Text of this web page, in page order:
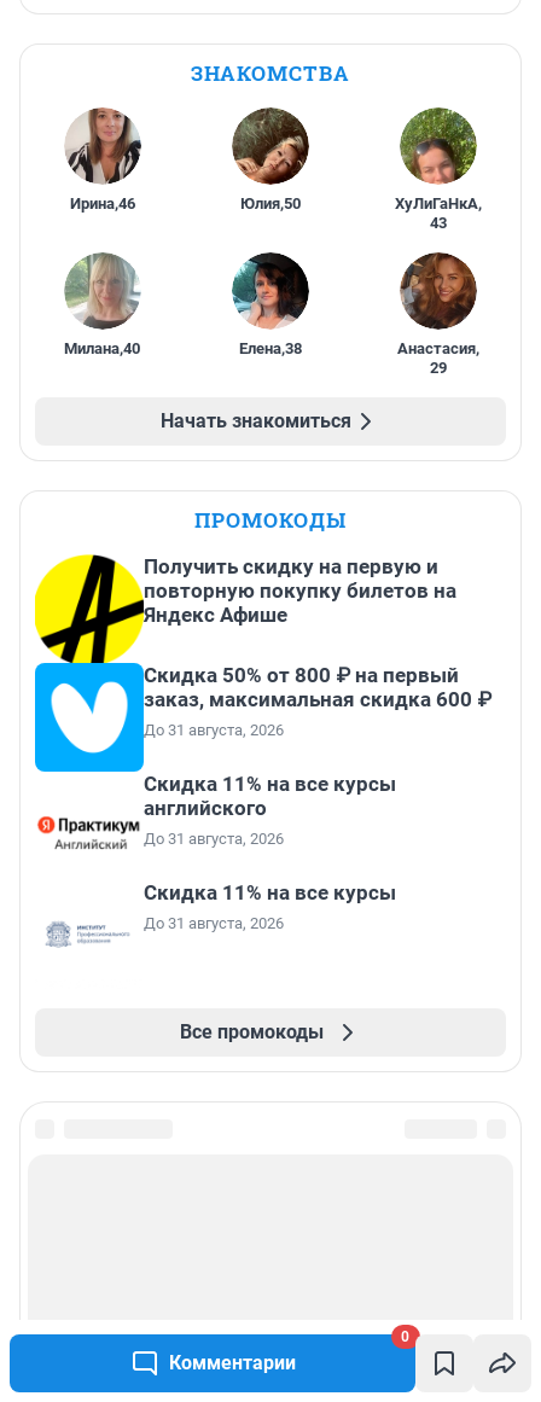
Комментарии
0
ЗНАКОМСТВА
Ирина,46 Юлия,50 ХуЛиГаНкА,
43
Милана,40 Елена,38 Анастасия,
29
Начать знакомиться
ПРОМОКОДЫ
Получить скидку на первую и
повторную покупку билетов на
Яндекс Афише
Скидка 50% от 800 ₽ на первый
заказ, максимальная скидка 600 ₽
До 31 августа, 2026
Скидка 11% на все курсы
английского
До 31 августа, 2026
Скидка 11% на все курсы
До 31 августа, 2026
Все промокоды